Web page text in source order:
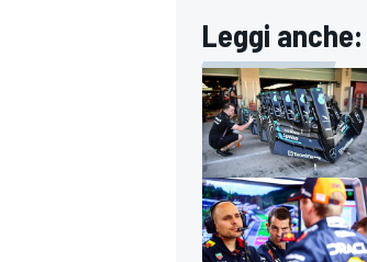
Leggi anche: